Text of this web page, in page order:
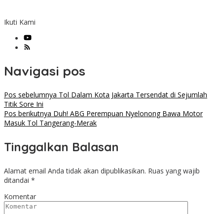
Ikuti Kami
Navigasi pos
Pos sebelumnya Tol Dalam Kota Jakarta Tersendat di Sejumlah
Titik Sore Ini
Pos berikutnya Duh! ABG Perempuan Nyelonong Bawa Motor
Masuk Tol Tangerang-Merak
Tinggalkan Balasan
Alamat email Anda tidak akan dipublikasikan. Ruas yang wajib
ditandai *
Komentar